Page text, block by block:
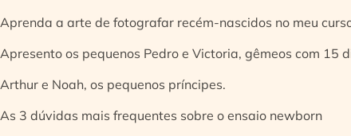
Aprenda a arte de fotografar recém-nascidos no meu
Apresento os pequenos Pedro e Victoria, gêmeos com 15
Arthur e Noah, os pequenos príncipes.
As 3 dúvidas mais frequentes sobre o ensaio newborn